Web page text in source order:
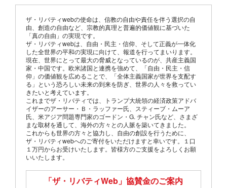
ザ・リバティwebの使命は、信教の自由や責任を伴う選択の自
由、創造の自由など、宗教的真理と普遍的価値観に基づいた
「真の自由」の実現です。
ザ・リバティwebは、自由・民主・信仰、そして正義が一体化
した全世界の平和の実現に向けて、報道を行ってまいります。
現在、世界にとって最大の脅威となっているのが、共産主義国
家・中国です。欧米諸国と連携を強めて、「自由・民主・信
仰」の価値観を広めることで、「全体主義国家が世界を支配す
る」という恐ろしい未来の到来を防ぎ、世界の人々を救ってい
きたいと考えています。
これまでザ・リバティでは、トランプ大統領の経済政策アドバ
イザーのアーサー・Ｂ・ラッファー氏、スティーブ・ムーア
氏、米アジア問題専門家のゴードン・G. チャン氏など、さまざ
まな取材を通して、海外の方々との人脈を築いてきました。
これからも世界の方々と協力し、自由の創設を行うために、
ザ・リバティwebへのご寄付をいただけますと幸いです。１口
１万円からお受けいたします。皆様方のご支援をよろしくお願
いいたします。
「ザ・リバティWeb」 協賛金のご案内